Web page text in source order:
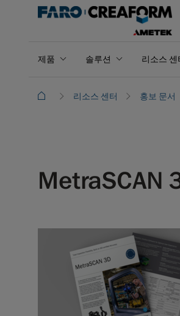
제품 솔루션 리소스 센
리소스 센터 홍보 문서
MetraSCAN